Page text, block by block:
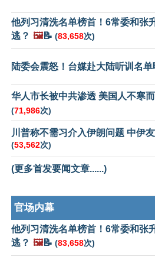
他列习清洗名单榜首！6常委和张
逃？ 🖼️📝 (83,658次)
陆委会震怒！台媒赴大陆听训名单
华人市长被中共渗透 美国人不寒
(71,986次)
川普称不需习介入伊朗问题 中伊
(53,562次)
(更多首发要闻文章......)
官场内幕
他列习清洗名单榜首！6常委和张
逃？ 🖼️📝 (83,658次)